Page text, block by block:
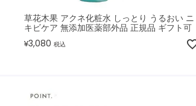
草花木果 アクネ化粧水 しっとり うるおい ニ
キビケア 無添加医薬部外品 正規品 ギフト可
¥3,080 税込